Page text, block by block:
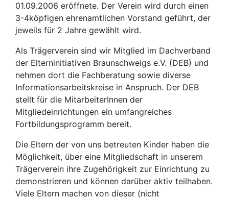
01.09.2006 eröffnete. Der Verein wird durch einen
3-4köpfigen ehrenamtlichen Vorstand geführt, der
jeweils für 2 Jahre gewählt wird.
Als Trägerverein sind wir Mitglied im Dachverband
der Elterninitiativen Braunschweigs e.V. (DEB) und
nehmen dort die Fachberatung sowie diverse
Informationsarbeitskreise in Anspruch. Der DEB
stellt für die MitarbeiterInnen der
Mitgliedeinrichtungen ein umfangreiches
Fortbildungsprogramm bereit.
Die Eltern der von uns betreuten Kinder haben die
Möglichkeit, über eine Mitgliedschaft in unserem
Trägerverein ihre Zugehörigkeit zur Einrichtung zu
demonstrieren und können darüber aktiv teilhaben.
Viele Eltern machen von dieser (nicht